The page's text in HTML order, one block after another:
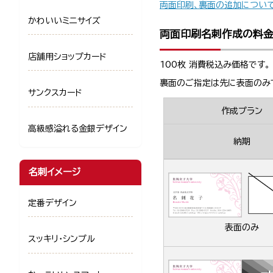
両面印刷、裏面の追加につい
両面印刷名刺作成の料金
100枚 消費税込み価格です。
裏面のご指定は先に表面のみ
作成プラン
納期
表面のみ
かわいいミニサイズ
店舗用ショップカード
サンクスカード
高級感溢れる金銀デザイン
名刺イメージ
定番デザイン
スッキリ・シンプル